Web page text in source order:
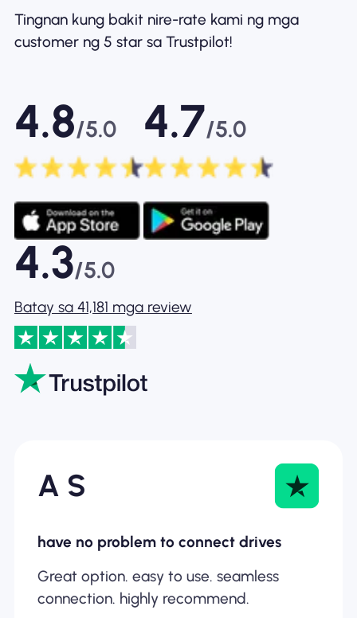
Tingnan kung bakit nire-rate kami ng mga
customer ng 5 star sa Trustpilot!
4.8/5.0 4.7/5.0
4.3/5.0
Batay sa 41,181 mga review
A S
have no problem to connect drives
Great option. easy to use. seamless
connection. highly recommend.